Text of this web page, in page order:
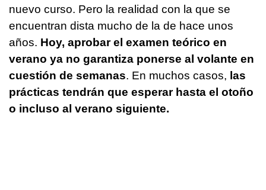
nuevo curso. Pero la realidad con la que se
encuentran dista mucho de la de hace unos
años. Hoy, aprobar el examen teórico en
verano ya no garantiza ponerse al volante en
cuestión de semanas. En muchos casos, las
prácticas tendrán que esperar hasta el otoño
o incluso al verano siguiente.